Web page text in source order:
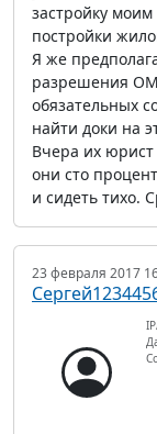
застройку
постройки
Я же
разрешения
обязательных
найти доки на
Вчера их юрист
они сто
и сидеть тихо.
23 февраля 2017